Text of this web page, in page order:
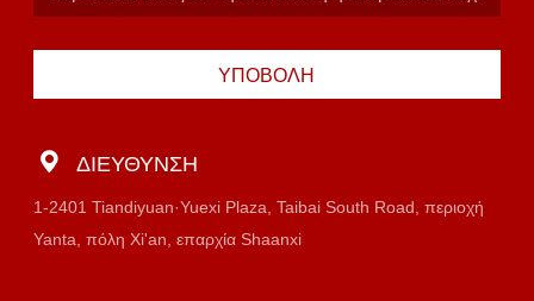
ΥΠΟΒΟΛΉ
ΔΙΕΎΘΥΝΣΗ
1-2401 Tiandiyuan·Yuexi Plaza, Taibai South Road, περιοχή
Yanta, πόλη Xi'an, επαρχία Shaanxi